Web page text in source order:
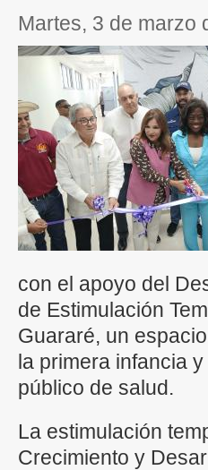
martes, 3 de marzo
con el apoyo del
de Estimulación
Guararé, un
la primera infancia
público de salud.
La estimulación
Crecimiento y